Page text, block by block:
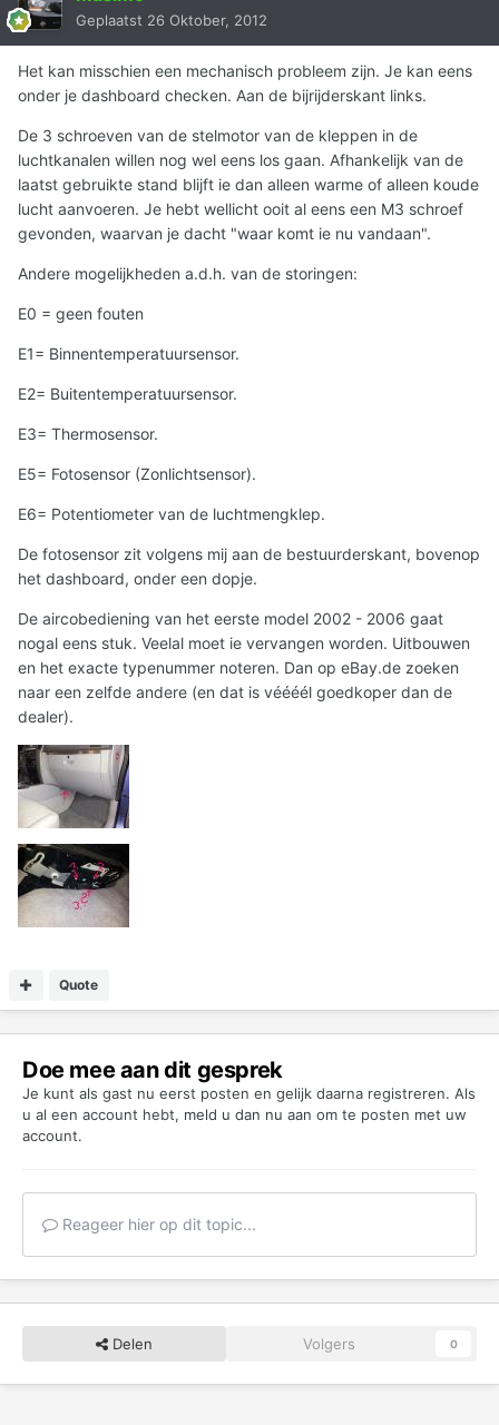
Geplaatst 26 Oktober, 2012
Het kan misschien een mechanisch probleem zijn. Je kan eens
onder je dashboard checken. Aan de bijrijderskant links.
De 3 schroeven van de stelmotor van de kleppen in de
luchtkanalen willen nog wel eens los gaan. Afhankelijk van de
laatst gebruikte stand blijft ie dan alleen warme of alleen koude
lucht aanvoeren. Je hebt wellicht ooit al eens een M3 schroef
gevonden, waarvan je dacht "waar komt ie nu vandaan".
Andere mogelijkheden a.d.h. van de storingen:
E0 = geen fouten
E1= Binnentemperatuursensor.
E2= Buitentemperatuursensor.
E3= Thermosensor.
E5= Fotosensor (Zonlichtsensor).
E6= Potentiometer van de luchtmengklep.
De fotosensor zit volgens mij aan de bestuurderskant, bovenop
het dashboard, onder een dopje.
De aircobediening van het eerste model 2002 - 2006 gaat
nogal eens stuk. Veelal moet ie vervangen worden. Uitbouwen
en het exacte typenummer noteren. Dan op eBay.de zoeken
naar een zelfde andere (en dat is véééél goedkoper dan de
dealer).
Quote
Doe mee aan dit gesprek
Je kunt als gast nu eerst posten en gelijk daarna registreren. Als
u al een account hebt, meld u dan nu aan om te posten met uw
account.
Reageer hier op dit topic...
Delen Volgers 0